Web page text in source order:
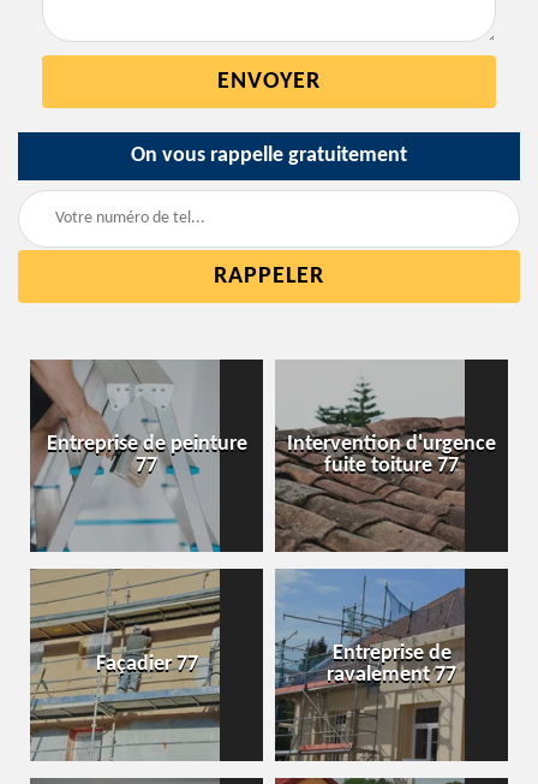
On vous rappelle gratuitement
Entreprise de peinture
77
Intervention d'urgence
fuite toiture 77
Façadier 77
Entreprise de
ravalement 77